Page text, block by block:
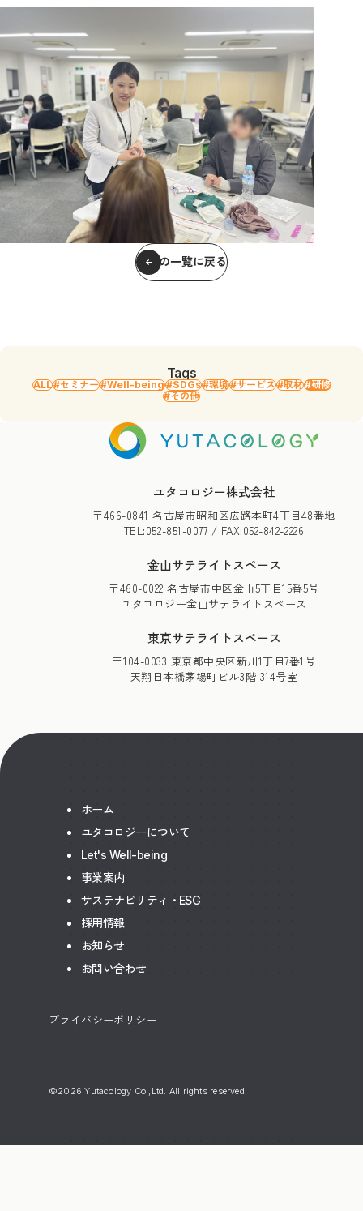
記事の一覧に戻る
Tags
ALL#セミナー#Well-being#SDGs#環境#サービス#取材#研修
#その他
ユタコロジー株式会社
〒466-0841 名古屋市昭和区広路本町4丁目48番地
TEL:052-851-0077 / FAX:052-842-2226
金山サテライトスペース
〒460-0022 名古屋市中区金山5丁目15番5号
ユタコロジー金山サテライトスペース
東京サテライトスペース
〒104-0033 東京都中央区新川1丁目7番1号
天翔日本橋茅場町ビル3階 314号室
ホーム
ユタコロジーについて
Let's Well-being
事業案内
サステナビリティ・ESG
採用情報
お知らせ
お問い合わせ
プライバシーポリシー
©2026 Yutacology Co.,Ltd. All rights reserved.